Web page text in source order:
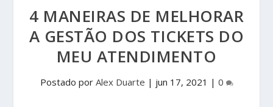
4 MANEIRAS DE MELHORAR
A GESTÃO DOS TICKETS DO
MEU ATENDIMENTO
Postado por Alex Duarte | jun 17, 2021 | 0